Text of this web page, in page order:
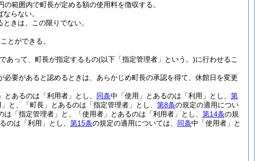
範囲内で町長が定める額の使用料を徴収する。
らない。
きは、この限りでない。
とができる。
あって、町長が指定するもの(以下「指定管理者」という。)に行わせるこ
必要があると認めるときは、あらかじめ町長の承認を得て、休館日を変更
あるのは「利用者」とし、 同条中「使用」とあるのは「利用」とし、 第
と、「町長」とあるのは「指定管理者」とし、 第8条の規定の適用につい
「指定管理者」と、「使用者」とあるのは「利用者」とし、 第14条の規
のは「利用」とし、 第15条の規定の適用については、 同条中「使用者」と